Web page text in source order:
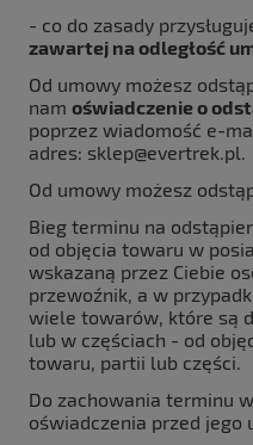
- co do zasady
zawartej na odległość
Od umowy możesz
nam oświadczenie o
poprzez wiadomość e-
adres: sklep@evertrek.pl.
Od umowy możesz
Bieg terminu na
od objęcia towaru w
wskazaną przez Ciebie
przewoźnik, a w
wiele towarów, które są
lub w częściach - od
towaru, partii lub części.
Do zachowania terminu
oświadczenia przed jego